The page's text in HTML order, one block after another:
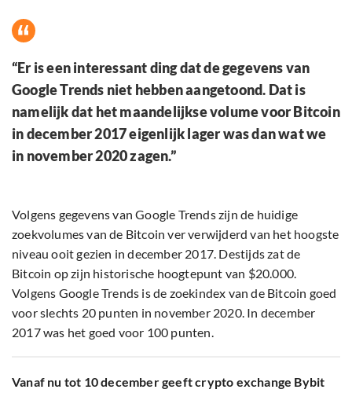
“Er is een interessant ding dat de gegevens van
Google Trends niet hebben aangetoond. Dat is
namelijk dat het maandelijkse volume voor Bitcoin
in december 2017 eigenlijk lager was dan wat we
in november 2020 zagen.”
Volgens gegevens van Google Trends zijn de huidige
zoekvolumes van de Bitcoin ver verwijderd van het hoogste
niveau ooit gezien in december 2017. Destijds zat de
Bitcoin op zijn historische hoogtepunt van $20.000.
Volgens Google Trends is de zoekindex van de Bitcoin goed
voor slechts 20 punten in november 2020. In december
2017 was het goed voor 100 punten.
Vanaf nu tot 10 december geeft crypto exchange Bybit